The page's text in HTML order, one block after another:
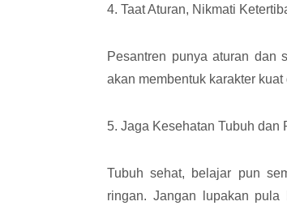
4. Taat Aturan, Nikmati
Pesantren punya aturan dan
akan membentuk karakter
5. Jaga Kesehatan Tubuh dan
Tubuh sehat, belajar pun
ringan. Jangan lupakan pula